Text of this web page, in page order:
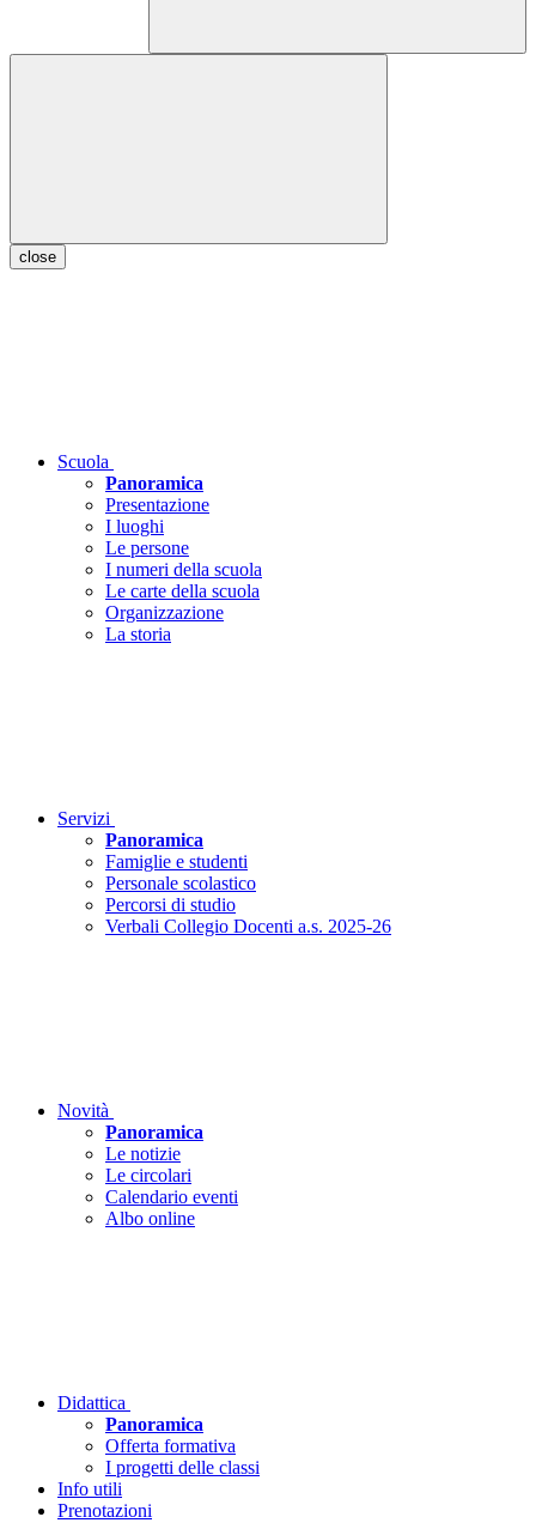
close
Scuola
Panoramica
Presentazione
I luoghi
Le persone
I numeri della scuola
Le carte della scuola
Organizzazione
La storia
Servizi
Panoramica
Famiglie e studenti
Personale scolastico
Percorsi di studio
Verbali Collegio Docenti a.s. 2025-26
Novità
Panoramica
Le notizie
Le circolari
Calendario eventi
Albo online
Didattica
Panoramica
Offerta formativa
I progetti delle classi
Info utili
Prenotazioni